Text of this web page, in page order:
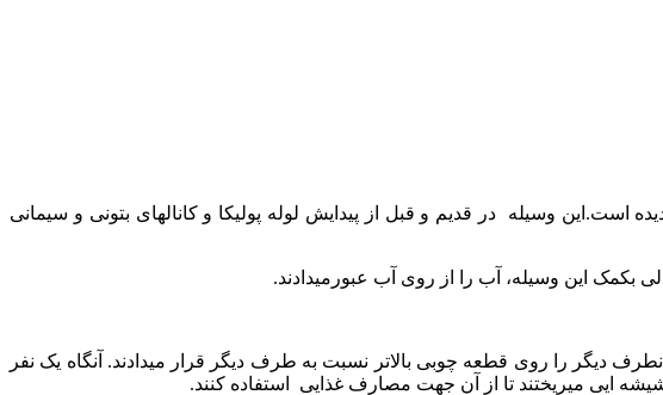
وسیله در قدیم و قبل از پیدایش لوله پولیکا و کانالهای بتونی و سیمانی
دیگر را روی قطعه چوبی بالاتر نسبت به طرف دیگر قرار میدادند. آنگاه یک نفر
ایی میریختند تا از آن جهت مصارف غذایی استفاده کنند.